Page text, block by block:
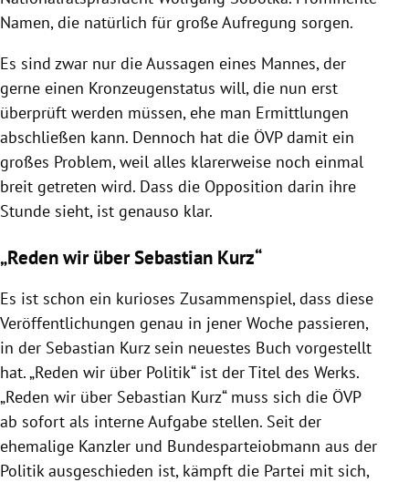
Namen, die natürlich für große Aufregung sorgen.
Es sind zwar nur die Aussagen eines Mannes, der
gerne einen Kronzeugenstatus will, die nun erst
überprüft werden müssen, ehe man Ermittlungen
abschließen kann. Dennoch hat die ÖVP damit ein
großes Problem, weil alles klarerweise noch einmal
breit getreten wird. Dass die Opposition darin ihre
Stunde sieht, ist genauso klar.
„Reden wir über Sebastian Kurz“
Es ist schon ein kurioses Zusammenspiel, dass diese
Veröffentlichungen genau in jener Woche passieren,
in der Sebastian Kurz sein neuestes Buch vorgestellt
hat. „Reden wir über Politik“ ist der Titel des Werks.
„Reden wir über Sebastian Kurz“ muss sich die ÖVP
ab sofort als interne Aufgabe stellen. Seit der
ehemalige Kanzler und Bundesparteiobmann aus der
Politik ausgeschieden ist, kämpft die Partei mit sich,